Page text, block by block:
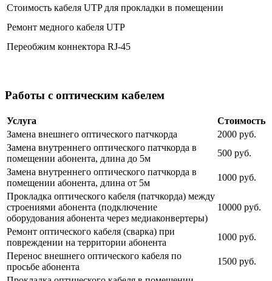
Стоимость кабеля UTP для прокладки в помещении
Ремонт медного кабеля UTP
Переобжим коннектора RJ-45
Работы с оптическим кабелем
Услуга
Стоимость
Замена внешнего оптического патчкорда
2000 руб.
Замена внутреннего оптического патчкорда в
помещении абонента, длина до 5м
500 руб.
Замена внутреннего оптического патчкорда в
помещении абонента, длина от 5м
1000 руб.
Прокладка оптического кабеля (патчкорда) между
строениями абонента (подключение
оборудования абонента через медиаконвертеры)
10000 руб.
Ремонт оптического кабеля (сварка) при
повреждении на территории абонента
1000 руб.
Перенос внешнего оптического кабеля по
просьбе абонента
1500 руб.